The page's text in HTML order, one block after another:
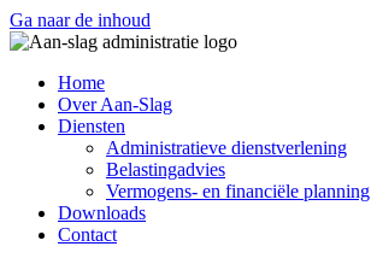
Ga naar de inhoud
Home
Over Aan-Slag
Diensten
Administratieve dienstverlening
Belastingadvies
Vermogens- en financiële planning
Downloads
Contact